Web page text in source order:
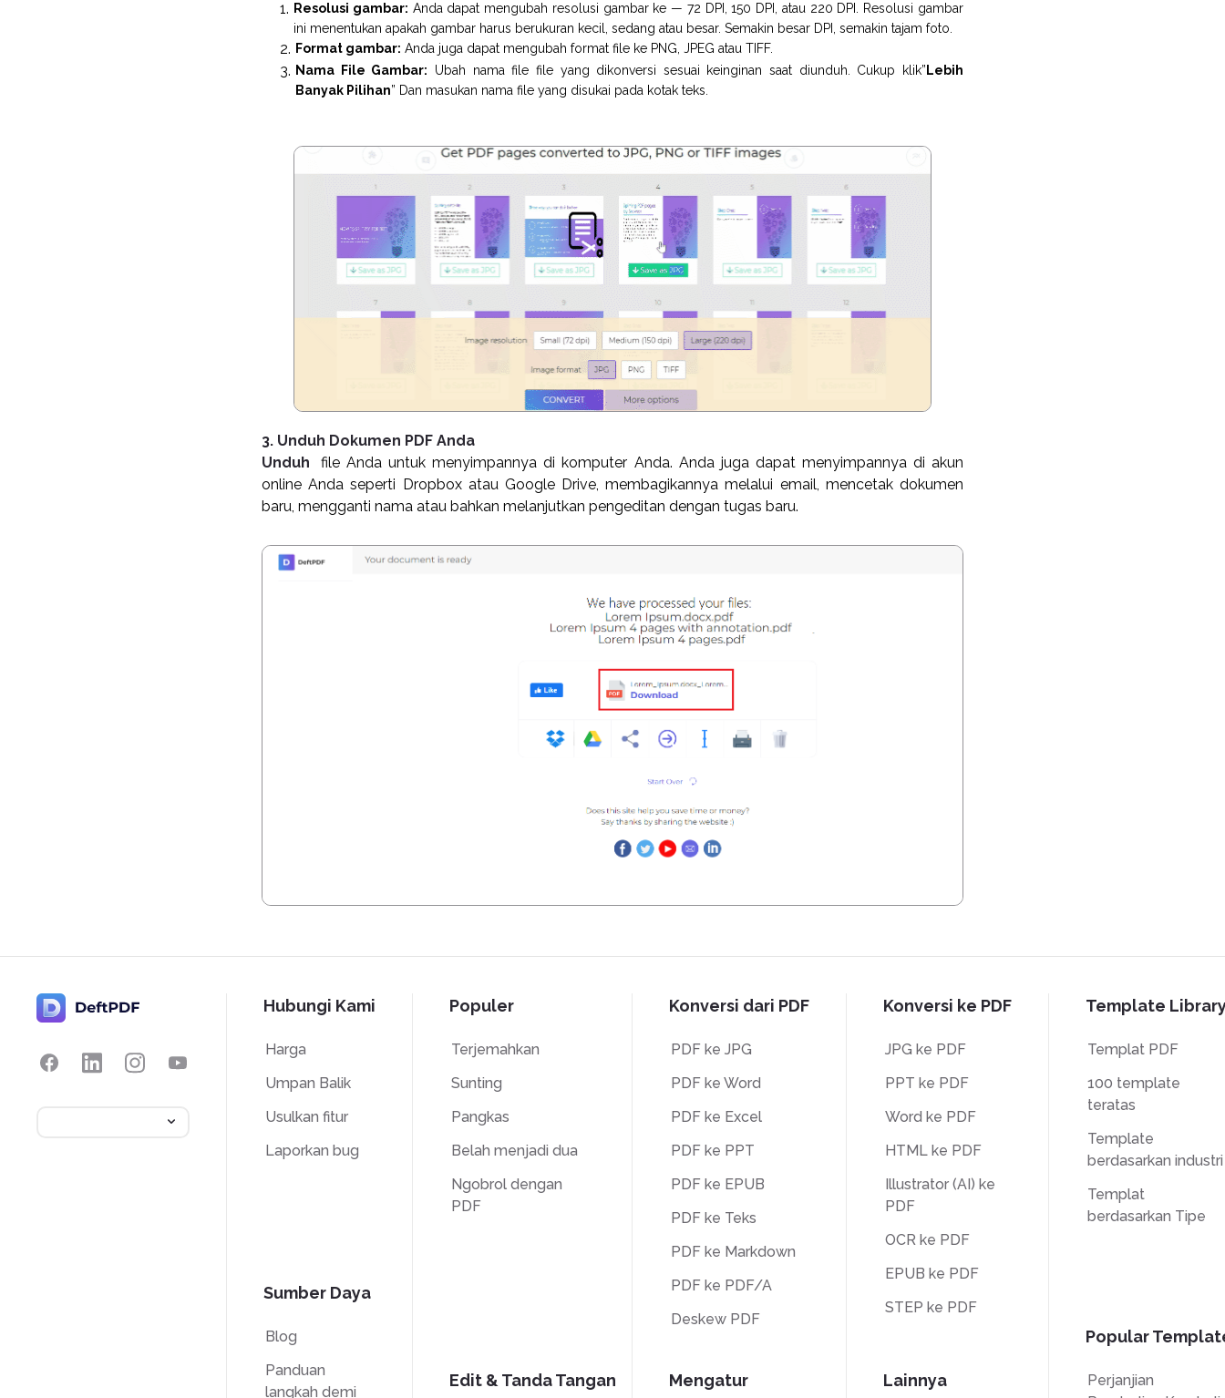
Resolusi gambar: Anda dapat mengubah resolusi gambar ke — 72 DPI, 150 DPI, atau 220 DPI. Resolusi gambar
ini menentukan apakah gambar harus berukuran kecil, sedang atau besar. Semakin besar DPI, semakin tajam foto.
Format gambar: Anda juga dapat mengubah format file ke PNG, JPEG atau TIFF.
Nama File Gambar: Ubah nama file file yang dikonversi sesuai keinginan saat diunduh. Cukup klik” Lebih
Banyak Pilihan” Dan masukan nama file yang disukai pada kotak teks.
3. Unduh Dokumen PDF Anda
Unduh
file Anda untuk menyimpannya di komputer Anda. Anda juga dapat menyimpannya di akun
online Anda seperti Dropbox atau Google Drive, membagikannya melalui email, mencetak dokumen
baru, mengganti nama atau bahkan melanjutkan pengeditan dengan tugas baru.
Hubungi Kami
Harga
Umpan Balik
Usulkan fitur
Laporkan bug
Sumber Daya
Blog
Panduan
langkah demi
Populer
Terjemahkan
Sunting
Pangkas
Belah menjadi dua
Ngobrol dengan
PDF
Edit & Tanda Tangan
Konversi dari PDF
PDF ke JPG
PDF ke Word
PDF ke Excel
PDF ke PPT
PDF ke EPUB
PDF ke Teks
PDF ke Markdown
PDF ke PDF/A
Deskew PDF
Mengatur
Konversi ke PDF
JPG ke PDF
PPT ke PDF
Word ke PDF
HTML ke PDF
Illustrator (AI) ke
PDF
OCR ke PDF
EPUB ke PDF
STEP ke PDF
Lainnya
Template
Templat PDF
100 template
teratas
Template
berdasarkan industri
Templat
berdasarkan Tipe
Popular
Perjanjian